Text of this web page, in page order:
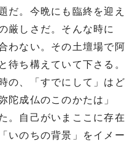
だ。今晩にも臨終を迎え
厳しさだ。そんな時に
わない。その土壇場で阿
待ち構えていて下さる。
の、「すでにして」はど
陀成仏のこのかたは」
。自己がいまここに存在
いのちの背景」をイメー